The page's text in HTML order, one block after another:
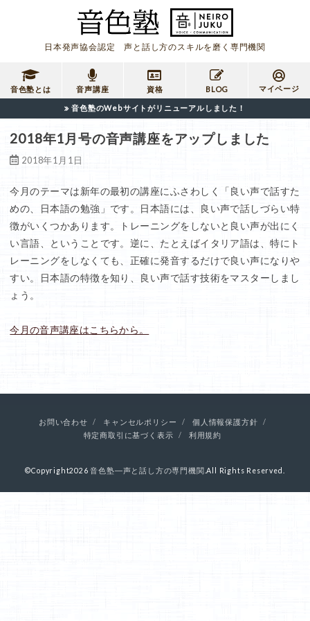
日本発声協会認定 声と話し方のスキルを磨く専門機関
音色塾とは 音声講座 資格 BLOG マイページ
音色塾のWebサイトがリニューアルしました！
2018年1月号の音声講座をアップしました
2018年1月1日
今月のテーマは新年の最初の講座にふさわしく「良い声で話すた
めの、日本語の勉強」です。日本語には、良い声で話しづらい特
徴がいくつかあります。トレーニングをしないと良い声が出にく
い言語、ということです。逆に、たとえばイタリア語は、特にト
レーニングをしなくても、正確に発音するだけで良い声になりや
すい。日本語の特徴を知り、良い声で話す技術をマスターしまし
ょう。
今月の音声講座はこちらから。
お問い合わせ キャンセルポリシー
個人情報保護方針
特定商取引に基づく表示
利用規約
©Copyright2026音色塾―声と話し方の専門機関 .All Rights Reserved.